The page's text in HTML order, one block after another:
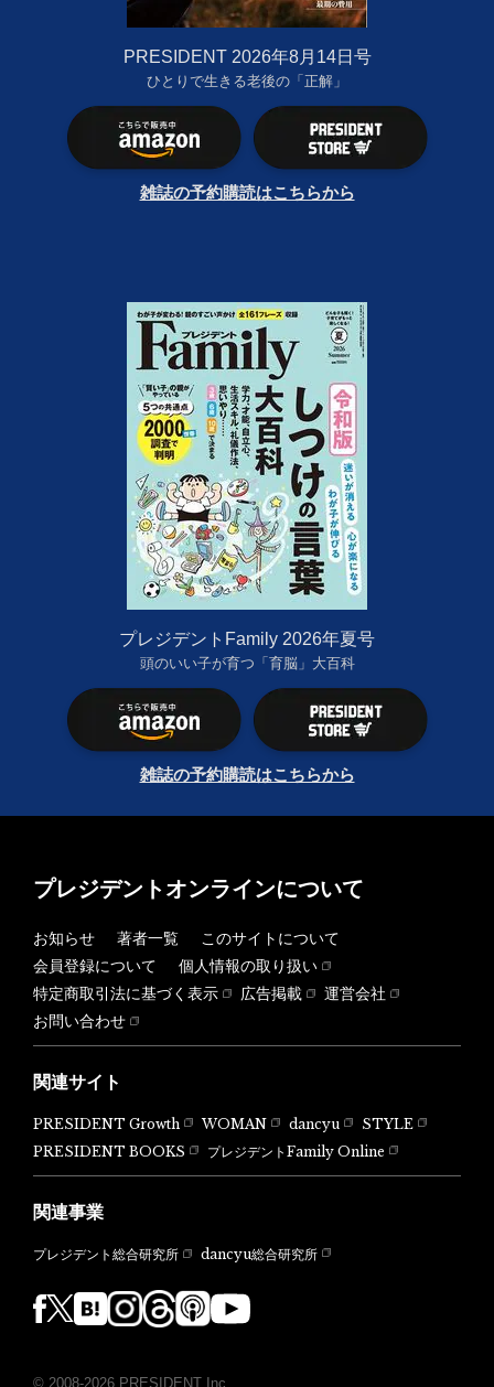
PRESIDENT 2026年8月14日号
ひとりで生きる老後の「正解」
雑誌の予約購読はこちらから
プレジデントFamily 2026年夏号
頭のいい子が育つ「育脳」大百科
雑誌の予約購読はこちらから
プレジデントオンラインについて
お知らせ 著者一覧
このサイトについて
会員登録について
個人情報の取り扱い
特定商取引法に基づく表示
広告掲載
運営会社
お問い合わせ
関連サイト
PRESIDENT Growth WOMAN dancyu
STYLE
PRESIDENT BOOKS
プレジデントFamily Online
関連事業
プレジデント総合研究所 dancyu総合研究所
© 2008-2026 PRESIDENT Inc.